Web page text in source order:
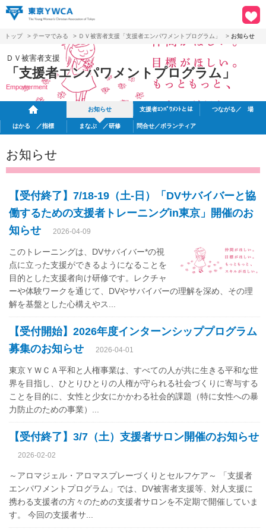
トップ > テーマでみる > ＤＶ被害者支援「支援者エンパワメントプログラム」 > お知らせ
ＤＶ被害者支援
「支援者エンパワメントプログラム」
Empowerment
お知らせ 支援者ｴﾝﾊﾟﾜﾒﾝﾄとは つながる／ 場
はかる ／指標 まなぶ ／研修 問合せ／ボランティア
お知らせ
【受付終了】7/18-19（土-日）「DVサバイバーと協
働するための支援者トレーニングin東京」開催のお
知らせ
2026-04-09
このトレーニングは、DVサバイバー*の視
点に立った支援ができるようになることを
目的とした支援者向け研修です。レクチャ
ーや体験ワークを通じて、DVやサバイバーの理解を深め、その理
解を基盤とした心構えやス...
【受付開始】2026年度インターンシッププログラム
募集のお知らせ
2026-04-01
東京ＹＷＣＡ平和と人権事業は、すべての人が共に生きる平和な世
界を目指し、ひとりひとりの人権が守られる社会づくりに寄与する
ことを目的に、女性と少女にかかわる社会的課題（特に女性への暴
力防止のための事業）...
【受付終了】3/7（土）支援者サロン開催のお知らせ
2026-02-02
～アロマジェル・アロマスプレーづくりとセルフケア～ 「支援者
エンパワメントプログラム」では、DV被害者支援等、対人支援に
携わる支援者の方々のための支援者サロンを不定期で開催していま
す。 今回の支援者サ...